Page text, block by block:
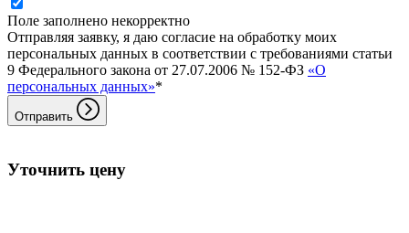
Поле заполнено некорректно
Отправляя заявку, я даю согласие на обработку моих
персональных данных в соответствии с требованиями статьи
9 Федерального закона от 27.07.2006 № 152-ФЗ «О
персональных данных»*
Отправить
Уточнить цену